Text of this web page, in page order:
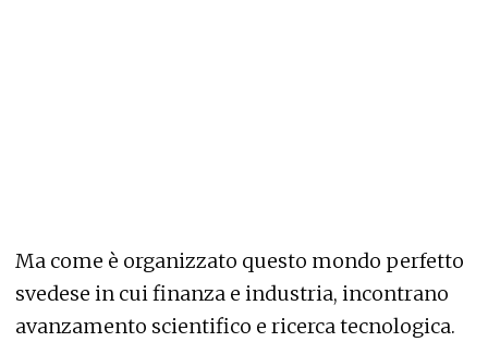
Ma come è organizzato questo mondo perfetto
svedese in cui finanza e industria, incontrano
avanzamento scientifico e ricerca tecnologica.